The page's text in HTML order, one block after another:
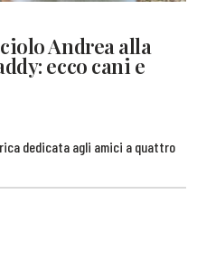
Andrea alla
ecco cani e
dedicata agli amici a quattro